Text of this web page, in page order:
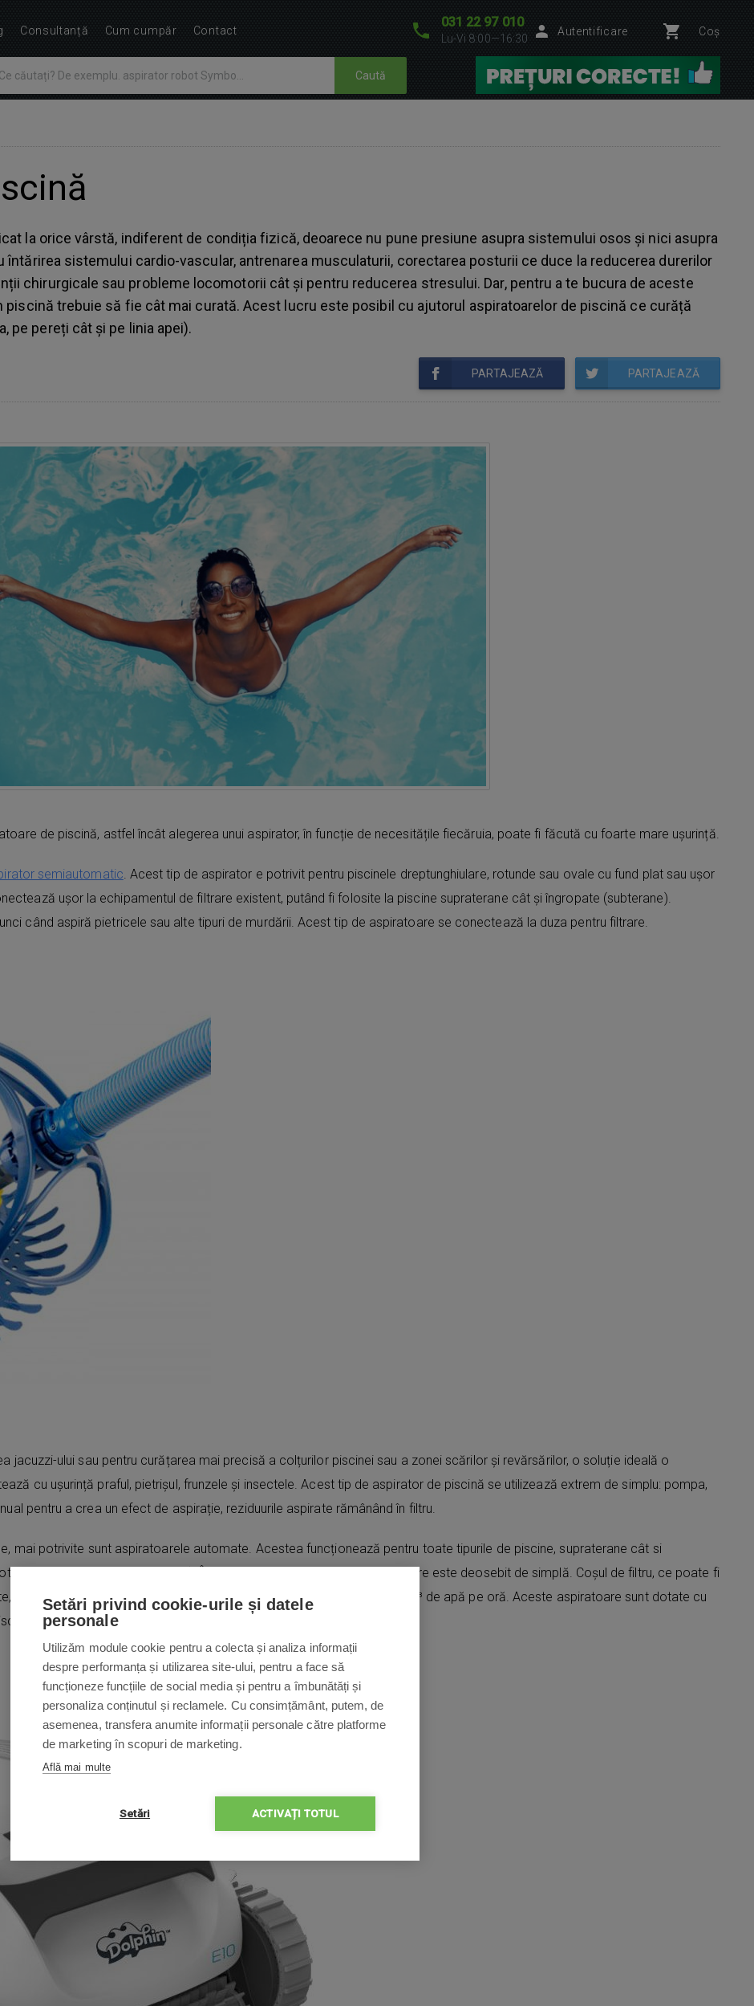
031 22 97 010
Lu-Vi 8:00—16:30
Autentificare Coș
Caută
la orice vârstă, indiferent de condiția fizică, deoarece nu pune presiune asupra sistemului osos și nici asupra
sistemului cardio-vascular, antrenarea musculaturii, corectarea posturii ce duce la reducerea durerilor
chirurgicale sau probleme locomotorii cât și pentru reducerea stresului. Dar, pentru a te bucura de aceste
piscină trebuie să fie cât mai curată. Acest lucru este posibil cu ajutorul aspiratoarelor de piscină ce curăță
pe pereți cât și pe linia apei).
PARTAJEAZĂ PARTAJEAZĂ
de piscină, astfel încât alegerea unui aspirator, în funcție de necesitățile fiecăruia, poate fi făcută cu foarte mare ușurință.
semiautomatic. Acest tip de aspirator e potrivit pentru piscinele dreptunghiulare, rotunde sau ovale cu fund plat sau ușor
ușor la echipamentul de filtrare existent, putând fi folosite la piscine supraterane cât și îngropate (subterane).
când aspiră pietricele sau alte tipuri de murdării. Acest tip de aspiratoare se conectează la duza pentru filtrare.
jacuzzi-ului sau pentru curățarea mai precisă a colțurilor piscinei sau a zonei scărilor și revărsărilor, o soluție ideală o
cu ușurință praful, pietrișul, frunzele și insectele. Acest tip de aspirator de piscină se utilizează extrem de simplu: pompa,
pentru a crea un efect de aspirație, reziduurile aspirate rămânând în filtru.
mai potrivite sunt aspiratoarele automate. Acestea funcționează pentru toate tipurile de piscine, supraterane cât si
ovală sau dreptunghiulară). Întreținerea acestor tipuri de aspiratoare este deosebit de simplă. Coșul de filtru, ce poate fi
apoi se lasă la uscat. Coșurile sunt mari, rezistente, filtrând până la 15m³ de apă pe oră. Aceste aspiratoare sunt dotate cu
Murdăria este astfel îndepărtată rapid și eficient.
Consultanță Cum cumpăr Contact
Setări privind cookie-urile și datele
personale
Utilizăm module cookie pentru a colecta și analiza informații
despre performanța și utilizarea site-ului, pentru a face să
funcționeze funcțiile de social media și pentru a îmbunătăți și
personaliza conținutul și reclamele. Cu consimțământ, putem, de
asemenea, transfera anumite informații personale către platforme
de marketing în scopuri de marketing.
Află mai multe
Setări ACTIVAȚI TOTUL